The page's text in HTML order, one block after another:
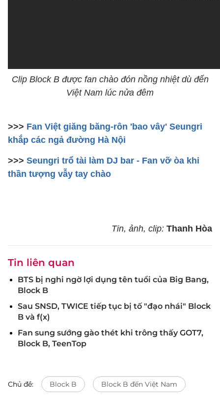
Clip Block B được fan chào đón nồng nhiệt dù đến
Việt Nam lúc nửa đêm
>>> Fan Việt giăng băng-rôn 'bao vây' Seungri
khắp các ngả đường Hà Nội
>>> Seungri trổ tài làm DJ bar - Fan vỡ òa khi
thần tượng vẫy tay chào
Tin, ảnh, clip: Thanh Hòa
Tin liên quan
BTS bị nghi ngờ lợi dụng tên tuổi của Big Bang,
Block B
Sau SNSD, TWICE tiếp tục bị tố "đạo nhái" Block
B và f(x)
Fan sung sướng gào thét khi trông thấy GOT7,
Block B, TeenTop
Chủ đề: Block B Block B đến Việt Nam